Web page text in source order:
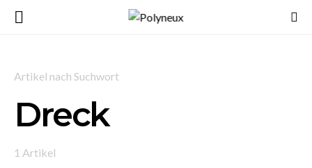
Artikel nach Suchwort
Dreck
1 Artikel